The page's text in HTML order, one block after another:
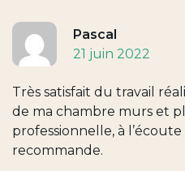
Pascal
21 juin 2022
Très satisfait du travail
de ma chambre murs et
professionnelle, à
recommande.